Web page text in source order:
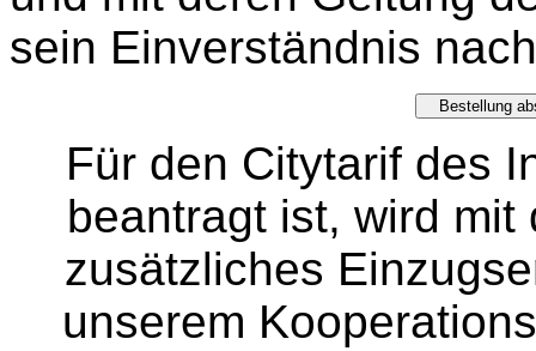
sein Einverständnis
Für den Citytarif des
beantragt ist, wird
zusätzliches
unserem